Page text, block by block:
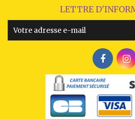
LETTRE